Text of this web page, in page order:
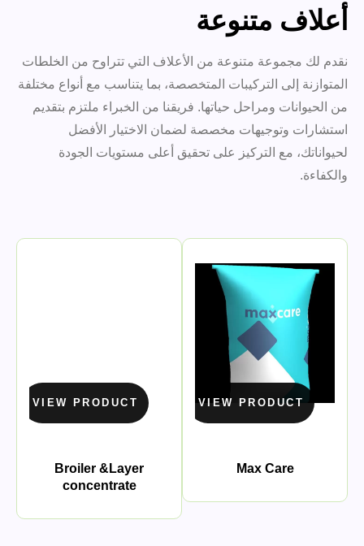
أعلاف متنوعة
نقدم لك مجموعة متنوعة من الأعلاف التي تتراوح من الخلطات
المتوازنة إلى التركيبات المتخصصة، بما يتناسب مع أنواع مختلفة
من الحيوانات ومراحل حياتها. فريقنا من الخبراء ملتزم بتقديم
استشارات وتوجيهات مخصصة لضمان الاختيار الأفضل
لحيواناتك، مع التركيز على تحقيق أعلى مستويات الجودة
والكفاءة.
VIEW PRODUCT
Max Care
VIEW PRODUCT
Broiler &Layer
concentrate